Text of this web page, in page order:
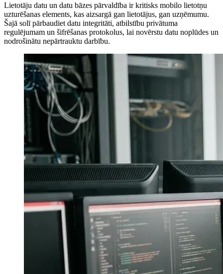
Lietotāju datu un datu bāzes pārvaldība ir kritisks mobilo lietotņu
uzturēšanas elements, kas aizsargā gan lietotājus, gan uzņēmumu.
Šajā solī pārbaudiet datu integritāti, atbilstību privātuma
regulējumam un šifrēšanas protokolus, lai novērstu datu noplūdes un
nodrošinātu nepārtrauktu darbību.